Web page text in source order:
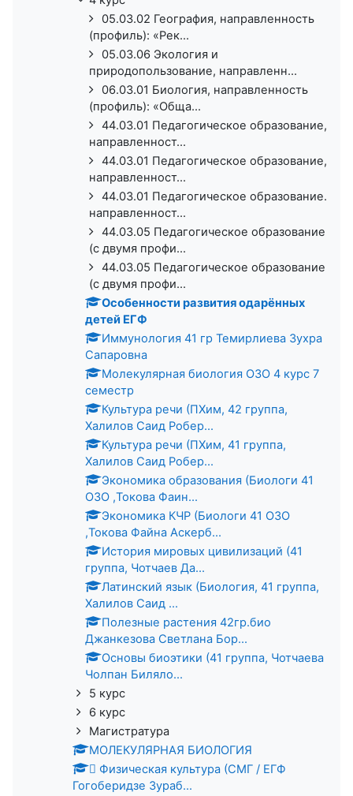
05.03.02 География, направленность
(профиль): «Рек...
05.03.06 Экология и
природопользование, направленн...
06.03.01 Биология, направленность
(профиль): «Обща...
44.03.01 Педагогическое образование,
направленност...
44.03.01 Педагогическое образование,
направленност...
44.03.01 Педагогическое образование.
направленност...
44.03.05 Педагогическое образование
(с двумя профи...
44.03.05 Педагогическое образование
(с двумя профи...
Особенности развития одарённых
детей ЕГФ
Иммунология 41 гр Темирлиева Зухра
Сапаровна
Молекулярная биология ОЗО 4 курс 7
семестр
Культура речи (ПХим, 42 группа,
Халилов Саид Робер...
Культура речи (ПХим, 41 группа,
Халилов Саид Робер...
Экономика образования (Биологи 41
ОЗО ,Токова Фаин...
Экономика КЧР (Биологи 41 ОЗО
,Токова Файна Аскерб...
История мировых цивилизаций (41
группа, Чотчаев Да...
Латинский язык (Биология, 41 группа,
Халилов Саид ...
Полезные растения 42гр.био
Джанкезова Светлана Бор...
Основы биоэтики (41 группа, Чотчаева
Чолпан Биляло...
5 курс
6 курс
Магистратура
МОЛЕКУЛЯРНАЯ БИОЛОГИЯ
 Физическая культура (СМГ / ЕГФ
Гогоберидзе Зураб...